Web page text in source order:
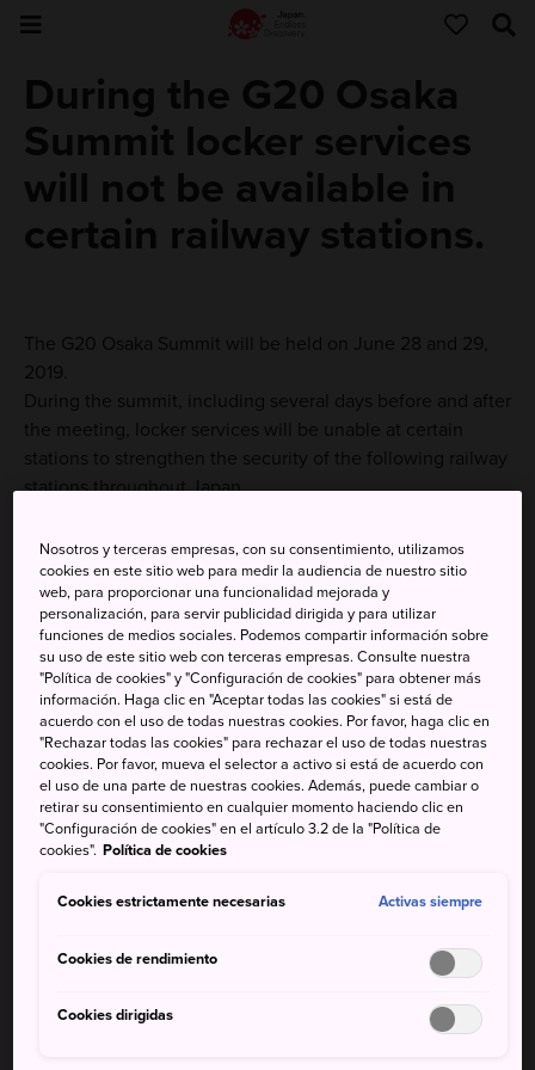
During the G20 Osaka
Summit locker services
will not be available in
certain railway stations.
The G20 Osaka Summit will be held on June 28 and 29,
2019.
During the summit, including several days before and after
the meeting, locker services will be unable at certain
stations to strengthen the security of the following railway
stations throughout Japan.
your accommodation.
For the detailed information, please see the following link.
https://asset.japan.travel/image/upload/v1561598681/pdf/G
20_Locker_info.pdf
Please contact each railway company about the details.
Main Contact
East Japan Railway Company
https://www.jreast.co.jp/e/customer_support/infoline.html
Central Japan Railway Company
https://www.westjr.co.jp/global/en/pdf/g20osaka.pdf
TOBU RAILWAY CO.,LTD.
Nosotros y terceras empresas, con su consentimiento, utilizamos
cookies en este sitio web para medir la audiencia de nuestro sitio
web, para proporcionar una funcionalidad mejorada y
personalización, para servir publicidad dirigida y para utilizar
funciones de medios sociales. Podemos compartir información sobre
su uso de este sitio web con terceras empresas. Consulte nuestra
"Política de cookies" y "Configuración de cookies" para obtener más
información. Haga clic en "Aceptar todas las cookies" si está de
acuerdo con el uso de todas nuestras cookies. Por favor, haga clic en
"Rechazar todas las cookies" para rechazar el uso de todas nuestras
cookies. Por favor, mueva el selector a activo si está de acuerdo con
el uso de una parte de nuestras cookies. Además, puede cambiar o
retirar su consentimiento en cualquier momento haciendo clic en
"Configuración de cookies" en el artículo 3.2 de la "Política de
cookies". Política de cookies
Cookies estrictamente necesarias Activas siempre
Cookies de rendimiento
Cookies dirigidas